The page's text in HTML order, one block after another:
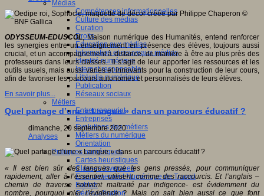
Médias
Compétences informationnelles
Culture des médias
Curation
Droits
Education aux médias
Information et nouveaux médias
Identité numérique
Internet responsable
Littératie numérique
Publication
Réseaux sociaux
Métiers
Entrepreneuriat
Entreprises
Evolutions des métiers
Métiers du numérique
Orientation
Pratiques numériques
Cartes heuristiques
Classes inversées
Environnement Numérique de Travail
Fablab
Géolocalisation
ODYSSEUM-EDUSCOL, Maison numérique des Humanités, entend renforcer
les synergies entre un enseignement en présence des élèves, toujours aussi
crucial, et un accompagnement à distance, de manière à être au plus près des
professeurs dans leurs classes. Il s’agit de leur apporter les ressources et les
outils usuels, mais aussi variés et innovants pour la construction de leur cours,
afin de favoriser les parcours autonomes et personnalisés de leurs élèves.
En savoir plus...
Quel partage d’une « Langue » dans un parcours éducatif ?
dimanche, 20 septembre 2020
Analyses
« Il est bien sûr des langues que les gens pressés, pour communiquer
rapidement, aller à l’essentiel, utilisent comme des raccourcis. Et l’anglais –
chemin de traverse souvent maltraité par indigence- est évidemment du
nombre, pourquoi nier l’évidence ? Mais on sait bien aussi ce que font